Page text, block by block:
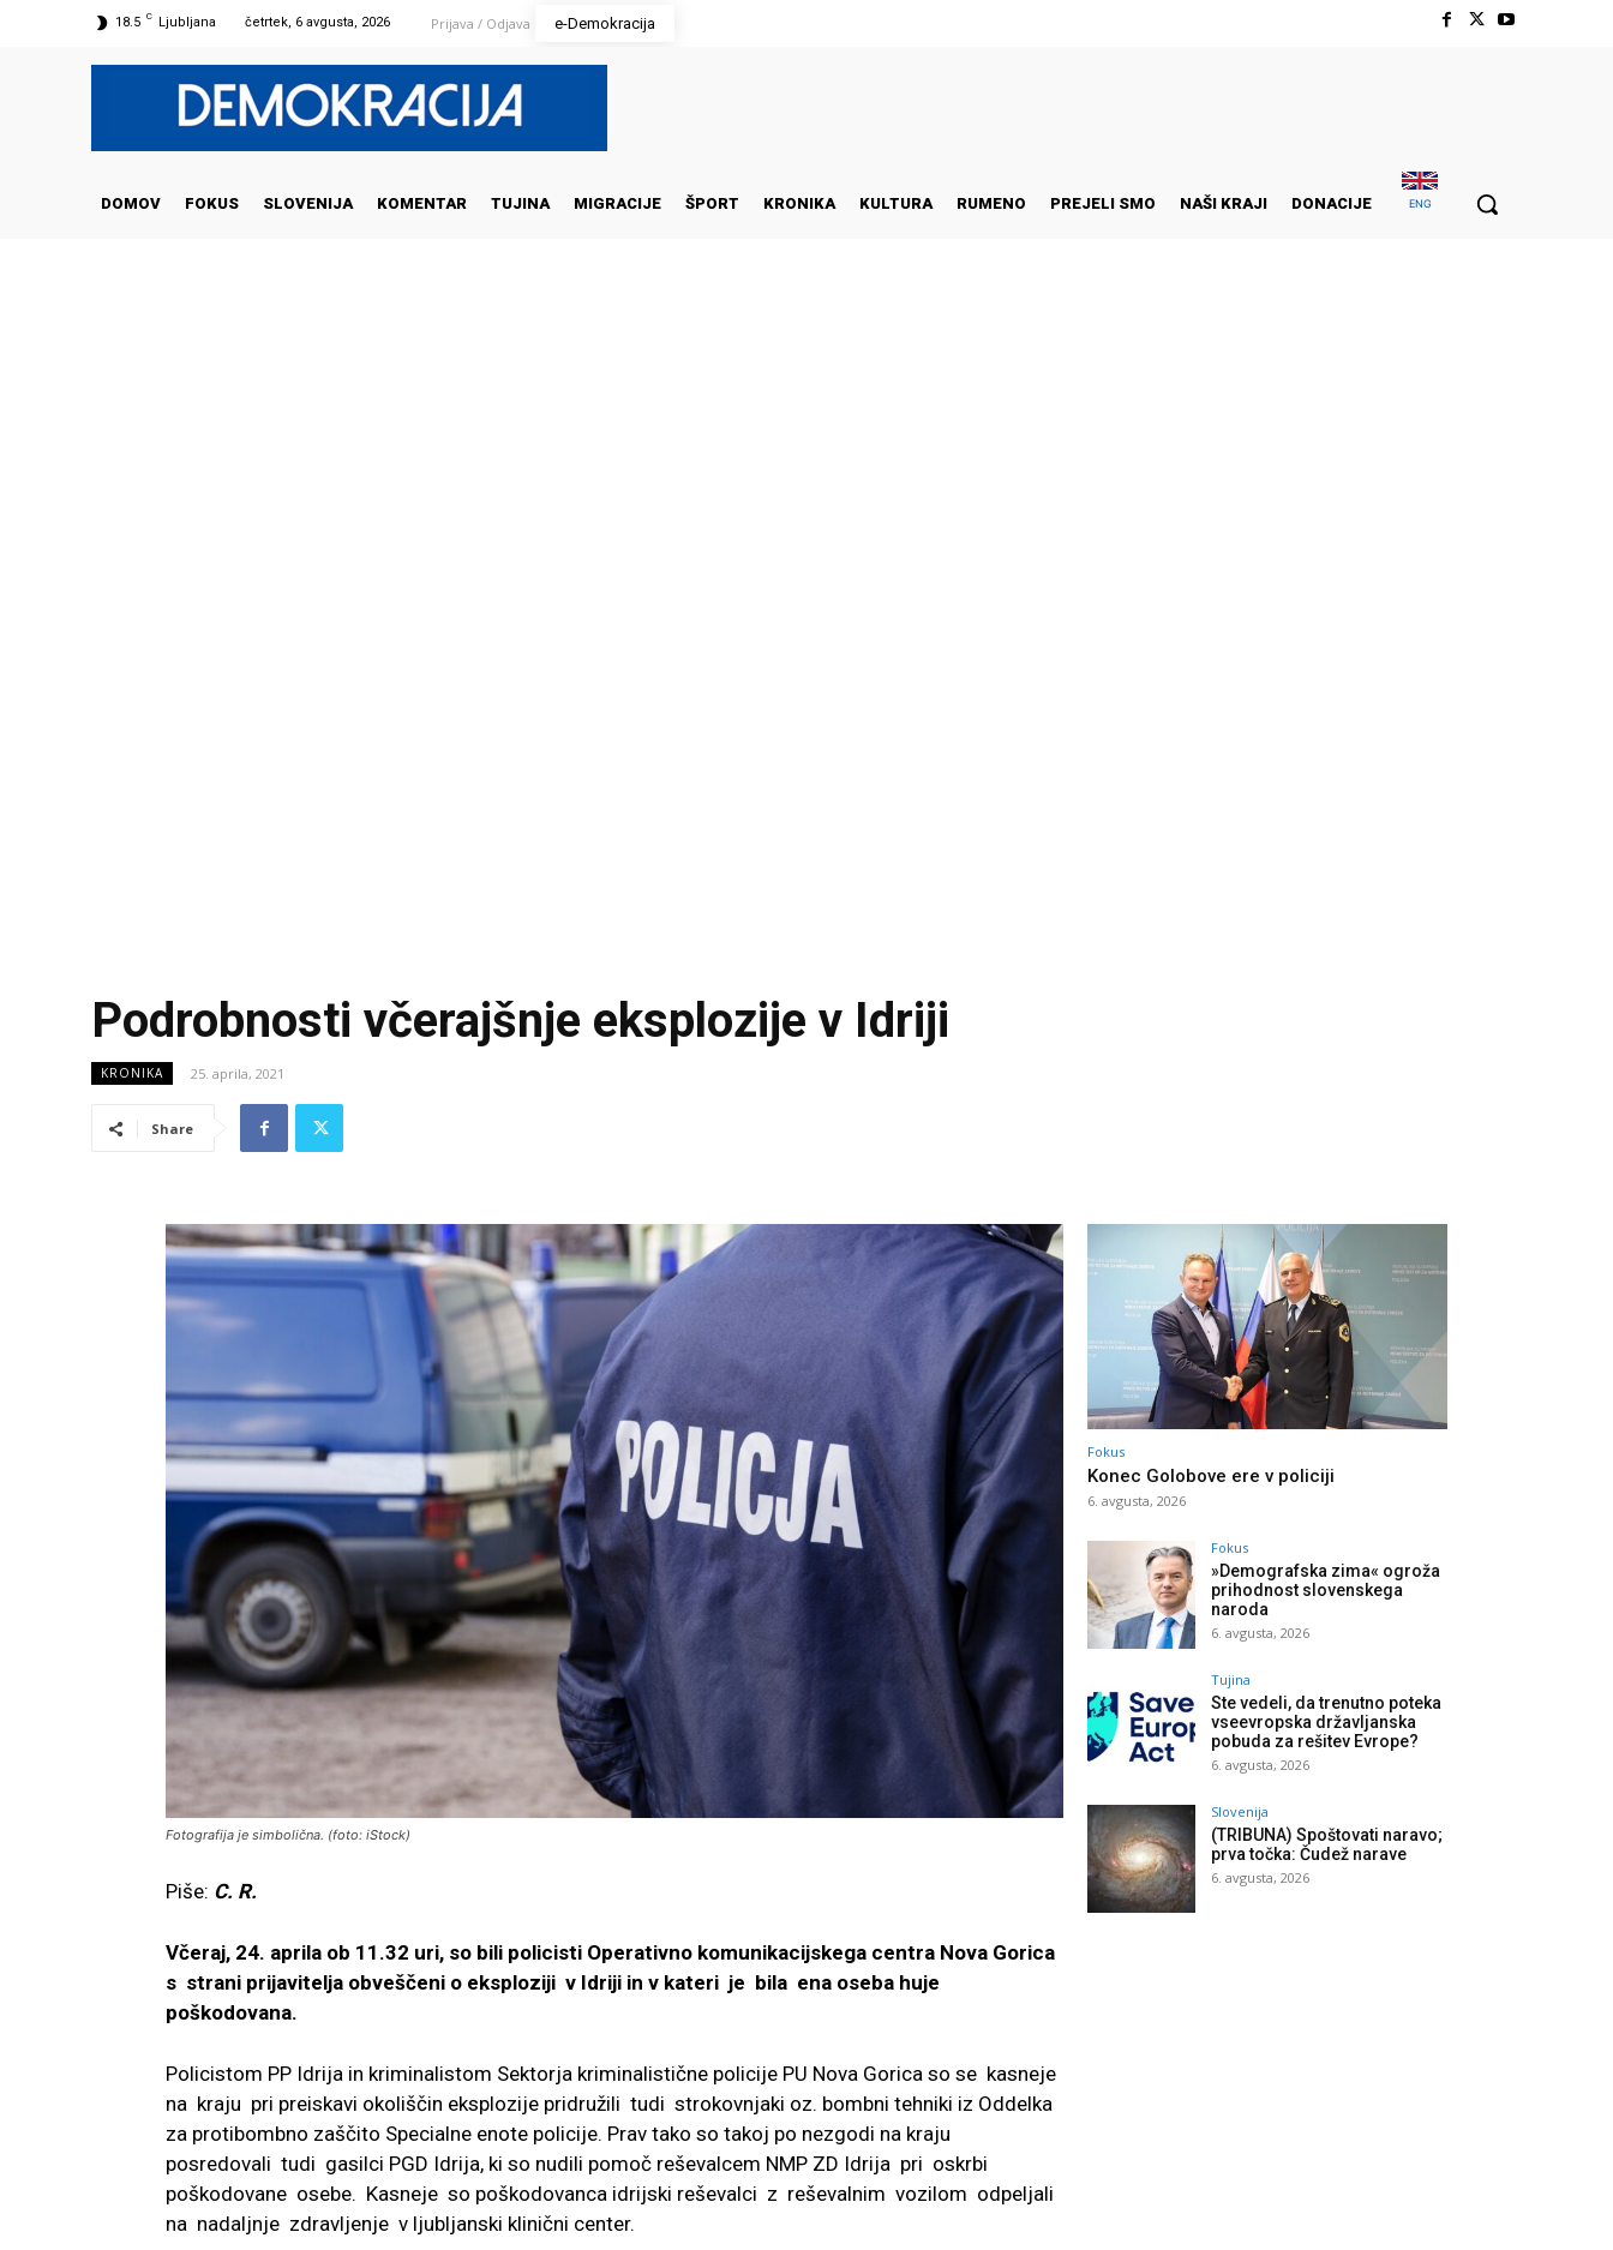
18.5 C Ljubljana četrtek, 6 avgusta, 2026 Prijava / Odjava e-Demokracija
DOMOV FOKUS SLOVENIJA KOMENTAR TUJINA MIGRACIJE ŠPORT KRONIKA KULTURA RUMENO PREJELI SMO NAŠI KRAJI DONACIJE ENG
Podrobnosti včerajšnje eksplozije v Idriji
KRONIKA 25. aprila, 2021
Share
Fotografija je simbolična. (foto: iStock)
Piše: C. R.
Včeraj, 24. aprila ob 11.32 uri, so bili policisti Operativno komunikacijskega centra Nova Gorica
s strani prijavitelja obveščeni o eksploziji v Idriji in v kateri je bila ena oseba huje
poškodovana.
Policistom PP Idrija in kriminalistom Sektorja kriminalistične policije PU Nova Gorica so se kasneje
na kraju pri preiskavi okoliščin eksplozije pridružili tudi strokovnjaki oz. bombni tehniki iz Oddelka
za protibombno zaščito Specialne enote policije. Prav tako so takoj po nezgodi na kraju
posredovali tudi gasilci PGD Idrija, ki so nudili pomoč reševalcem NMP ZD Idrija pri oskrbi
poškodovane osebe. Kasneje so poškodovanca idrijski reševalci z reševalnim vozilom odpeljali
na nadaljnje zdravljenje v ljubljanski klinični center.
Fokus
Konec Golobove ere v policiji
6. avgusta, 2026
Fokus
»Demografska zima« ogroža
prihodnost slovenskega
naroda
6. avgusta, 2026
Tujina
Ste vedeli, da trenutno poteka
vseevropska državljanska
pobuda za rešitev Evrope?
6. avgusta, 2026
Slovenija
(TRIBUNA) Spoštovati naravo;
prva točka: Čudež narave
6. avgusta, 2026